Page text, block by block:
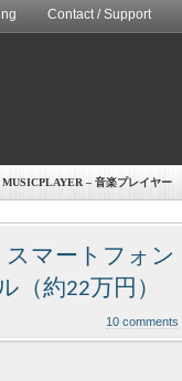
Contact / Support
MUSICPLAYER – 音楽プレイヤー
スマートフォン
（約22万円）
10 comments